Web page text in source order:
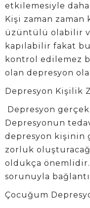
etkilemesiyle
Kişi zaman
üzüntülü olabilir
kapılabilir fakat
kontrol edilemez
olan depresyon
Depresyon Kişilik
Depresyon
Depresyonun
depresyon kişinin
zorluk
oldukça önemlidir.
sorunuyla
Çocuğum